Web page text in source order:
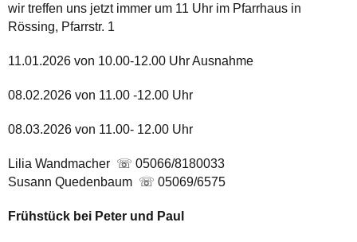
wir treffen uns jetzt immer um 11 Uhr im Pfarrhaus in
Rössing, Pfarrstr. 1
11.01.2026 von 10.00-12.00 Uhr Ausnahme
08.02.2026 von 11.00 -12.00 Uhr
08.03.2026 von 11.00- 12.00 Uhr
Lilia Wandmacher ☏ 05066/8180033
Susann Quedenbaum ☏ 05069/6575
Frühstück bei Peter und Paul